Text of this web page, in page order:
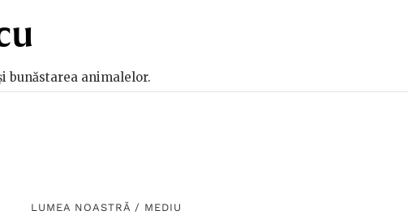
bunăstarea animalelor.
LUMEA NOASTRĂ / MEDIU